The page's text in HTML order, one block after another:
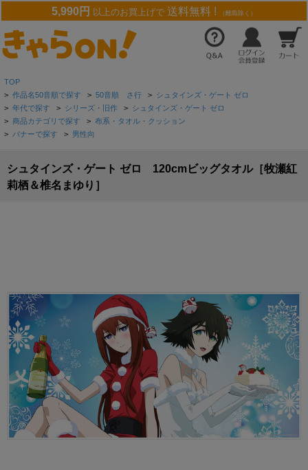
5,990円 以上のお買上げで 送料無料 ! （離島除く）
TOP
> 作品名50音順で探す > 50音順 さ行 > シュタインズ・ゲート ゼロ
> 年代で探す > シリーズ・旧作 > シュタインズ・ゲート ゼロ
> 商品カテゴリで探す > 布系・タオル・クッション
> バナーで探す > 男性向
シュタインズ・ゲート ゼロ 120cmビッグタオル［牧瀬紅
莉栖＆椎名まゆり］